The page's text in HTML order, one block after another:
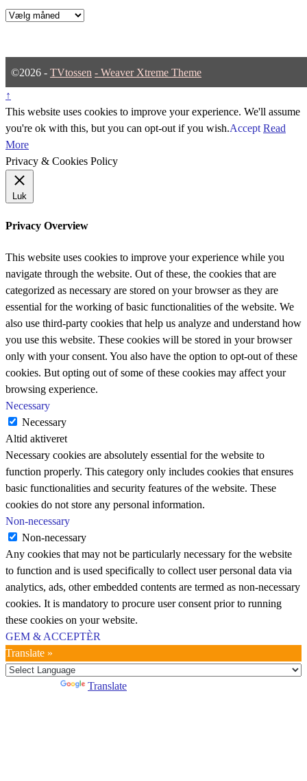
Arkiver
©2026 - TVtossen - Weaver Xtreme Theme
↑
This website uses cookies to improve your experience. We'll assume
you're ok with this, but you can opt-out if you wish.Accept Read
More
Privacy & Cookies Policy
Luk
Privacy Overview
This website uses cookies to improve your experience while you
navigate through the website. Out of these, the cookies that are
categorized as necessary are stored on your browser as they are
essential for the working of basic functionalities of the website. We
also use third-party cookies that help us analyze and understand how
you use this website. These cookies will be stored in your browser
only with your consent. You also have the option to opt-out of these
cookies. But opting out of some of these cookies may affect your
browsing experience.
Necessary
Necessary
Altid aktiveret
Necessary cookies are absolutely essential for the website to
function properly. This category only includes cookies that ensures
basic functionalities and security features of the website. These
cookies do not store any personal information.
Non-necessary
Non-necessary
Any cookies that may not be particularly necessary for the website
to function and is used specifically to collect user personal data via
analytics, ads, other embedded contents are termed as non-necessary
cookies. It is mandatory to procure user consent prior to running
these cookies on your website.
GEM & ACCEPTÈR
Translate »
Translate